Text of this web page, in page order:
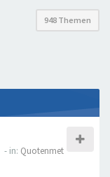
948 Themen
- in: Quotenmet